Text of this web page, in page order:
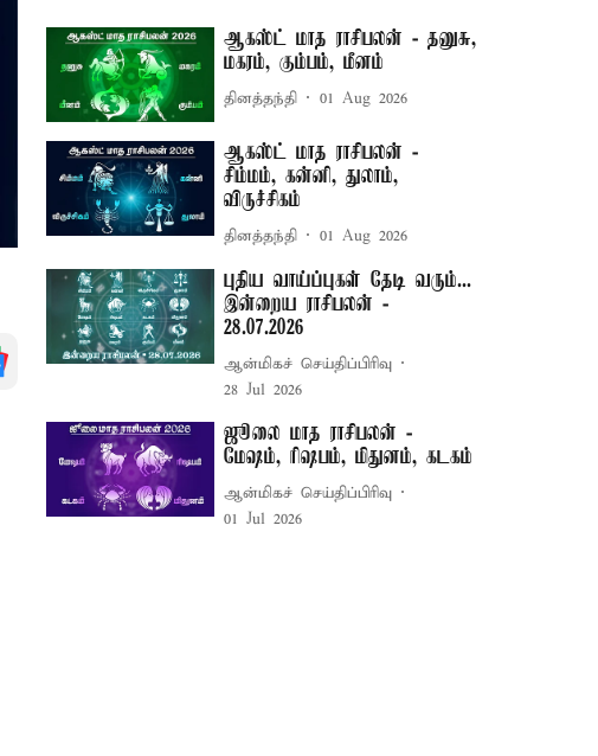
ஆகஸ்ட் மாத ராசிபலன் - தனுசு,
மகரம், கும்பம், மீனம்
தினத்தந்தி 01 Aug 2026
ஆகஸ்ட் மாத ராசிபலன் -
சிம்மம், கன்னி, துலாம்,
விருச்சிகம்
தினத்தந்தி 01 Aug 2026
புதிய வாய்ப்புகள் தேடி வரும்...
இன்றைய ராசிபலன் -
28.07.2026
ஆன்மிகச் செய்திப்பிரிவு
28 Jul 2026
ஜூலை மாத ராசிபலன் -
மேஷம், ரிஷபம், மிதுனம், கடகம்
ஆன்மிகச் செய்திப்பிரிவு
01 Jul 2026